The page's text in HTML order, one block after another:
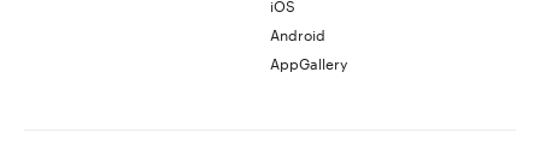
Android
AppGallery